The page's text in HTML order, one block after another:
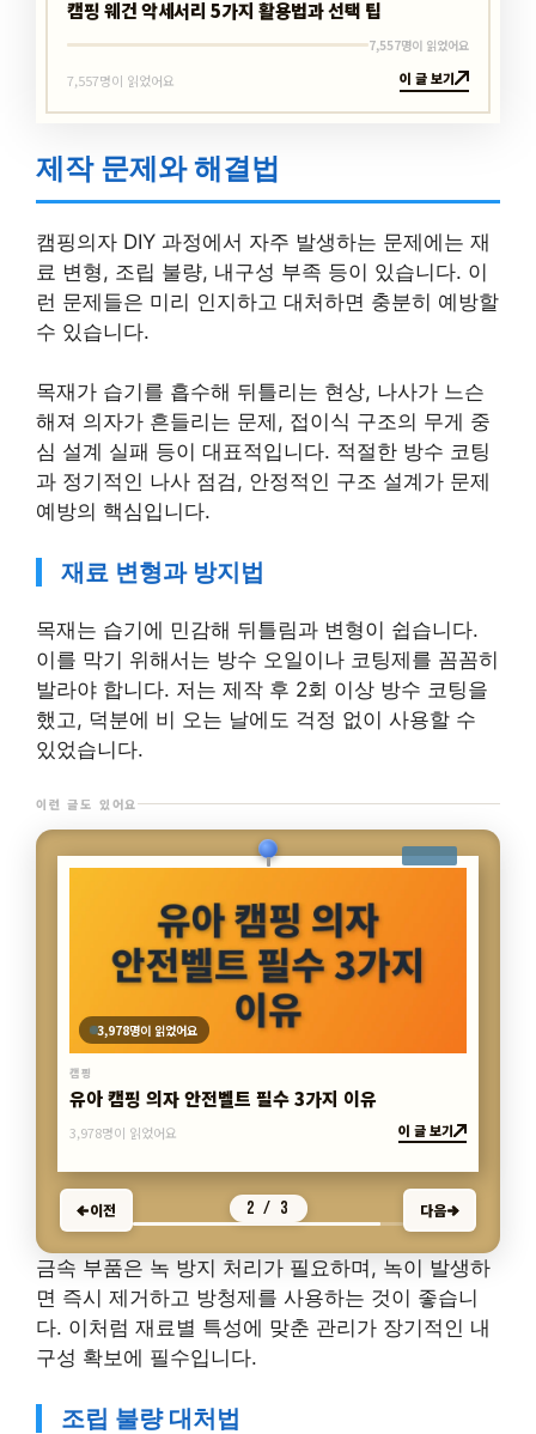
캠핑 웨건 악세서리 5가지 활용법과 선택 팁
7,557명이 읽었어요
7,557명이 읽었어요 이 글 보기
제작 문제와 해결법
캠핑의자 DIY 과정에서 자주 발생하는 문제에는 재
료 변형, 조립 불량, 내구성 부족 등이 있습니다. 이
런 문제들은 미리 인지하고 대처하면 충분히 예방할
수 있습니다.
목재가 습기를 흡수해 뒤틀리는 현상, 나사가 느슨
해져 의자가 흔들리는 문제, 접이식 구조의 무게 중
심 설계 실패 등이 대표적입니다. 적절한 방수 코팅
과 정기적인 나사 점검, 안정적인 구조 설계가 문제
예방의 핵심입니다.
재료 변형과 방지법
목재는 습기에 민감해 뒤틀림과 변형이 쉽습니다.
이를 막기 위해서는 방수 오일이나 코팅제를 꼼꼼히
발라야 합니다. 저는 제작 후 2회 이상 방수 코팅을
했고, 덕분에 비 오는 날에도 걱정 없이 사용할 수
있었습니다.
이런 글도 있어요
3,603명이 읽었어요
캠핑
캠핑 웨건 DIY, 3단계 상판 만들기 꿀팁
3,603명이 읽었어요 이 글 보기
이전 3 / 3 다음
금속 부품은 녹 방지 처리가 필요하며, 녹이 발생하
면 즉시 제거하고 방청제를 사용하는 것이 좋습니
다. 이처럼 재료별 특성에 맞춘 관리가 장기적인 내
구성 확보에 필수입니다.
조립 불량 대처법